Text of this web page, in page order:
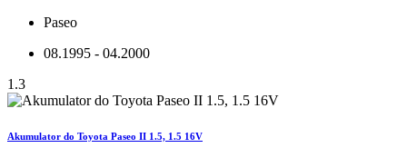
Paseo
08.1995 - 04.2000
1.3
Akumulator do Toyota Paseo II 1.5, 1.5 16V